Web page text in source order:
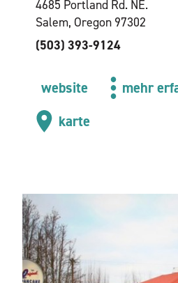
4685 Portland Rd. NE.
Salem, Oregon 97302
(503) 393-9124
website
mehr
karte